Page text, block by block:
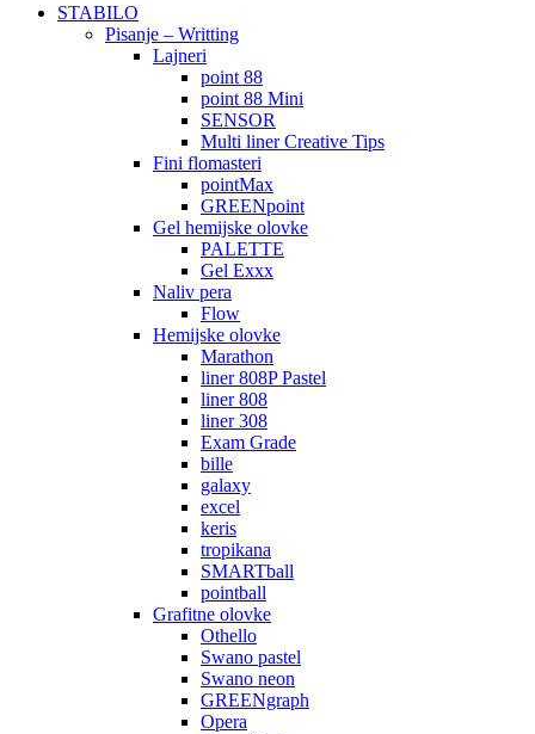
STABILO
Pisanje – Writting
Lajneri
point 88
point 88 Mini
SENSOR
Multi liner Creative Tips
Fini flomasteri
pointMax
GREENpoint
Gel hemijske olovke
PALETTE
Gel Exxx
Naliv pera
Flow
Hemijske olovke
Marathon
liner 808P Pastel
liner 808
liner 308
Exam Grade
bille
galaxy
excel
keris
tropikana
SMARTball
pointball
Grafitne olovke
Othello
Swano pastel
Swano neon
GREENgraph
Opera